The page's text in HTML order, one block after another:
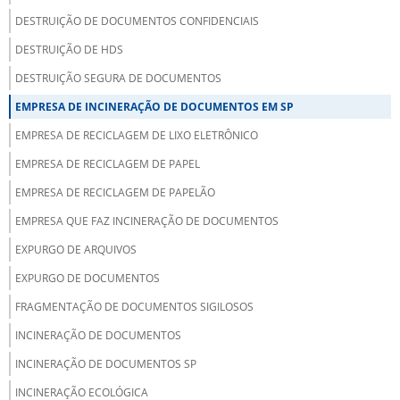
DESTRUIÇÃO DE DOCUMENTOS CONFIDENCIAIS
DESTRUIÇÃO DE HDS
DESTRUIÇÃO SEGURA DE DOCUMENTOS
EMPRESA DE INCINERAÇÃO DE DOCUMENTOS EM SP
EMPRESA DE RECICLAGEM DE LIXO ELETRÔNICO
EMPRESA DE RECICLAGEM DE PAPEL
EMPRESA DE RECICLAGEM DE PAPELÃO
EMPRESA QUE FAZ INCINERAÇÃO DE DOCUMENTOS
EXPURGO DE ARQUIVOS
EXPURGO DE DOCUMENTOS
FRAGMENTAÇÃO DE DOCUMENTOS SIGILOSOS
INCINERAÇÃO DE DOCUMENTOS
INCINERAÇÃO DE DOCUMENTOS SP
INCINERAÇÃO ECOLÓGICA